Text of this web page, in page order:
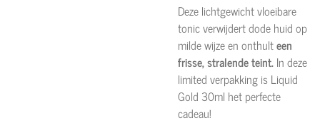
Deze lichtgewicht vloeibare
tonic verwijdert dode huid op
milde wijze en onthulteen
frisse, stralende teint.In deze
limited verpakking is Liquid
Gold 30ml het perfecte
cadeau!